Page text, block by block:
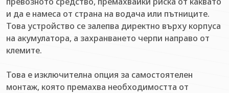
и да е намеса от страна на водача или пътниците.
Това устройство се залепва директно върху корпуса
на акумулатора, а захранването черпи направо от
клемите.
Това е изключителна опция за самостоятелен
монтаж, която премахва необходимостта от